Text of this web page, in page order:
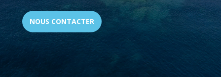
NOUS CONTACTER